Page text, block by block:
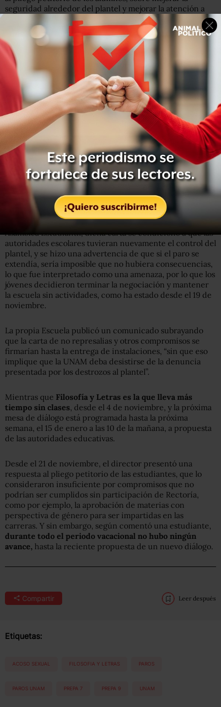
seguridad alrededor del plantel y mejorar la atención a
denuncias de acoso sexual, pero sin la destitución
inmediata de funcionarios y la no reelección de la
directora María del Carmen Rodríguez.
La representación de la UNAM había aceptado firmar una
carta de no represalias contra los paristas; pero, según la
Asamblea Estudiantil, dicha carta se condicionó a que las
autoridades escolares tuvieran nuevamente el control del
plantel, y se hizo una advertencia de que si el paro se
extendía, sería imposible que no hubiera consecuencias,
lo que fue interpretado como una amenaza, por lo que los
jóvenes decidieron terminar la negociación y mantener
la escuela sin actividades, como ha estado desde el 19 de
noviembre.
La propia Escuela publicó un comunicado subrayando
que la carta de no represalias y otros compromisos se
firmarían hasta la entrega de instalaciones, “sin que eso
implique que la UNAM deba desistirse de la denuncia
presentada por los destrozos al plantel”.
Mientras que Filosofía y Letras es la que lleva más
tiempo sin clases , desde el 4 de noviembre, y la próxima
mesa de diálogo está programada hasta la próxima
semana, el 15 de enero a las 10 de la mañana, a propuesta
de las autoridades educativas.
Desde el 21 de noviembre, el director presentó una
respuesta al pliego petitorio de las estudiantes, que lo
consideraron insuficiente por compromisos que no
podrían ser cumplidos sin participación de Rectoría,
como por ejemplo, la aprobación de materias con
perspectiva de género para ser impartidas en las
carreras. Y sin embargo, según comentó una estudiante,
durante todo el periodo vacacional no hubo ningún
avance, hasta la reciente propuesta de un nuevo diálogo.
Compartir Leer después
Etiquetas:
ACOSO SEXUAL FILOSOFIA Y LETRAS PAROS
PAROS UNAM PREPA 7 PREPA 9 UNAM